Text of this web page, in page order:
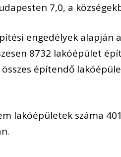
7,0, a
engedélyek alapján
8732 lakóépület
építendő
lakóépületek száma